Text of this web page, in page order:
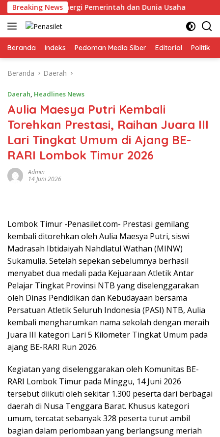
Langsung
ke
konten
Breaking News
Lewat Sinergi Pemerintah dan Dunia Usaha
Beranda Indeks Pedoman Media Siber Editorial Politik
Beranda Daerah
Daerah, Headlines News
Aulia Maesya Putri Kembali
Torehkan Prestasi, Raihan Juara III
Lari Tingkat Umum di Ajang BE-
RARI Lombok Timur 2026
Admin
14 Juni 2026
Lombok Timur -Penasilet.com- Prestasi gemilang
kembali ditorehkan oleh Aulia Maesya Putri, siswi
Madrasah Ibtidaiyah Nahdlatul Wathan (MINW)
Sukamulia. Setelah sepekan sebelumnya berhasil
menyabet dua medali pada Kejuaraan Atletik Antar
Pelajar Tingkat Provinsi NTB yang diselenggarakan
oleh Dinas Pendidikan dan Kebudayaan bersama
Persatuan Atletik Seluruh Indonesia (PASI) NTB, Aulia
kembali mengharumkan nama sekolah dengan meraih
Juara III kategori Lari 5 Kilometer Tingkat Umum pada
ajang BE-RARI Run 2026.
Kegiatan yang diselenggarakan oleh Komunitas BE-
RARI Lombok Timur pada Minggu, 14 Juni 2026
tersebut diikuti oleh sekitar 1.300 peserta dari berbagai
daerah di Nusa Tenggara Barat. Khusus kategori
umum, tercatat sebanyak 328 peserta turut ambil
bagian dalam perlombaan yang berlangsung meriah